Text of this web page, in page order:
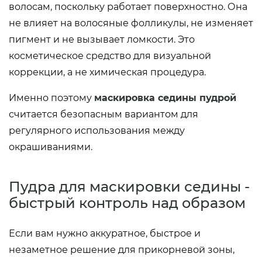
волосам, поскольку работает поверхностно. Она
не влияет на волосяные фолликулы, не изменяет
пигмент и не вызывает ломкости. Это
косметическое средство для визуальной
коррекции, а не химическая процедура.
Именно поэтому маскировка седины пудрой
считается безопасным вариантом для
регулярного использования между
окрашиваниями.
Пудра для маскировки седины -
быстрый контроль над образом
Если вам нужно аккуратное, быстрое и
незаметное решение для прикорневой зоны,